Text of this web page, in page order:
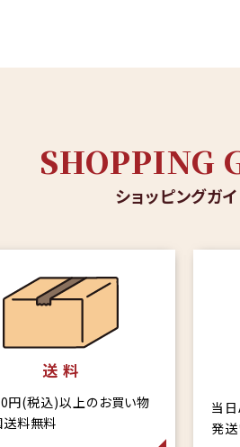
SHOPPING
ショッピングガ
送 料
円(税込)以上のお買い物
送料無料
当
発送